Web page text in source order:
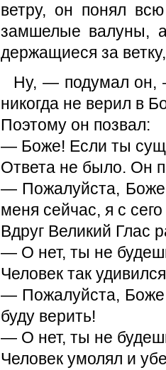
ветру, он понял
замшелые валуны,
держащиеся за
Ну, — подумал он,
никогда не верил в
Поэтому он позвал:
— Боже! Если ты
Ответа не было. Он
— Пожалуйста,
меня сейчас, я с
Вдруг Великий Глас
— О нет, ты не
Человек так
— Пожалуйста,
буду верить!
— О нет, ты не
Человек умолял и